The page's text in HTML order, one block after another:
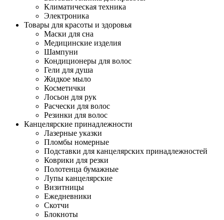
Климатическая техника
Электроника
Товары для красоты и здоровья
Маски для сна
Медицинские изделия
Шампуни
Кондиционеры для волос
Гели для душа
Жидкое мыло
Косметички
Лосьон для рук
Расчески для волос
Резинки для волос
Канцелярские принадлежности
Лазерные указки
Пломбы номерные
Подставки для канцелярских принадлежностей
Коврики для резки
Полотенца бумажные
Лупы канцелярские
Визитницы
Ежедневники
Скотчи
Блокноты